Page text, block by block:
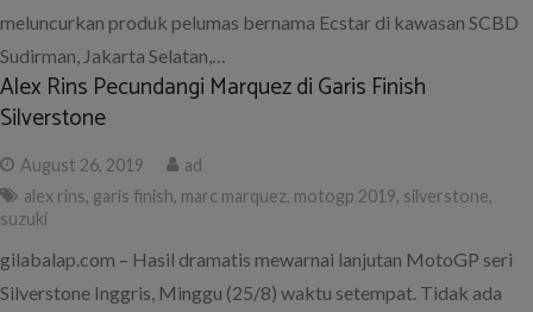
meluncurkan produk pelumas bernama Ecstar di kawasan SCBD
Sudirman, Jakarta Selatan,…
Alex Rins Pecundangi Marquez di Garis Finish
Silverstone
August 26, 2019
ad
alex rins, garis finish, marc marquez, motogp 2019, silverstone,
suzuki
gilabalap.com – Hasil dramatis mewarnai lanjutan MotoGP seri
Silverstone Inggris, Minggu (25/8) waktu setempat. Tidak ada